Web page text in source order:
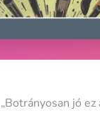
„Botrányosan jó